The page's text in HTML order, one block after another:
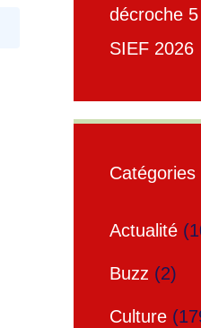
décroche
SIEF 2026
Catégories
Actualité
Buzz (2)
Culture